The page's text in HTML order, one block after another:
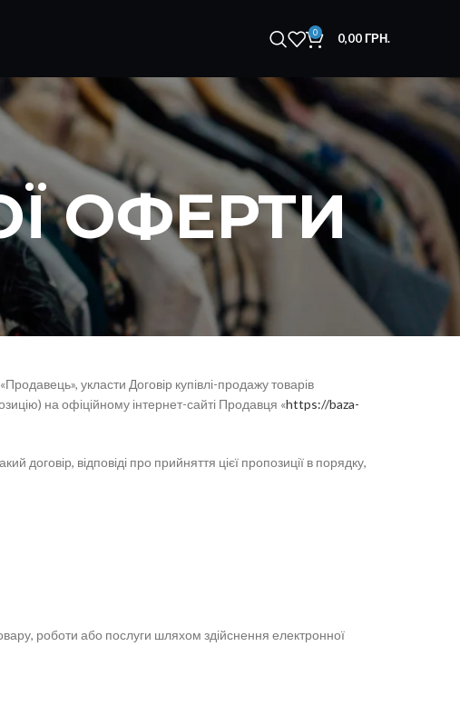
0 0,00ГРН.
ОФЕРТИ
укласти Договір купівлі-продажу товарів
на офіційному інтернет-сайті Продавця «https://baza-
відповіді про прийняття цієї пропозиції в порядку,
роботи або послуги шляхом здійснення електронної